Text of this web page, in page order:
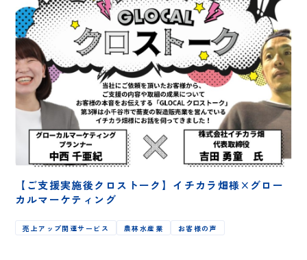
【ご支援実施後クロストーク】イチカラ畑様×グロー
カルマーケティング
売上アップ関連サービス 農林水産業 お客様の声